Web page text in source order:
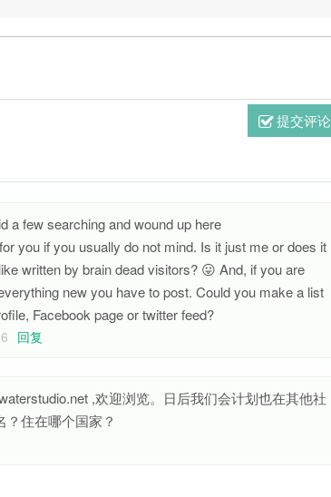
提交评论
a few searching and wound up here
you if you usually do not mind. Is it just me or does it
written by brain dead visitors? 😛 And, if you are
new you have to post. Could you make a list
Facebook page or twitter feed?
回复
,欢迎浏览。日后我们会计划也在其他社
住在哪个国家？